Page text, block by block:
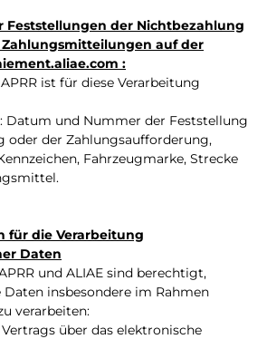
Feststellungen der Nichtbezahlung
auf der
:
ist für diese Verarbeitung
Datum und Nummer der Feststellung
oder der Zahlungsaufforderung,
Fahrzeugmarke, Strecke
für die Verarbeitung
Daten
und ALIAE sind berechtigt,
Daten insbesondere im Rahmen
verarbeiten:
über das elektronische